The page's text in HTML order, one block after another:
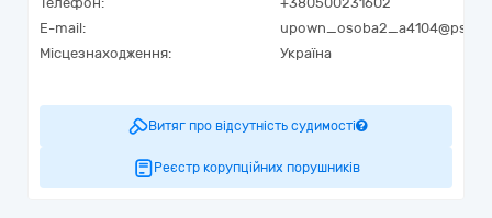
E-mail:
Місцезнаходження:
Україна
Витяг про відсутність судимості
Реєстр корупційних порушників